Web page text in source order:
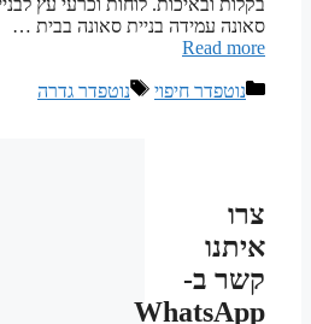
בקלות ובאיכות. לוחות וכרעי עץ
סאונה עמידה בניית סאונה בבית …
Read more
קטגוריות
נוטפדר חיפוי תגיות
נוטפדר גדרה
צרו
איתנו
קשר ב-
WhatsApp